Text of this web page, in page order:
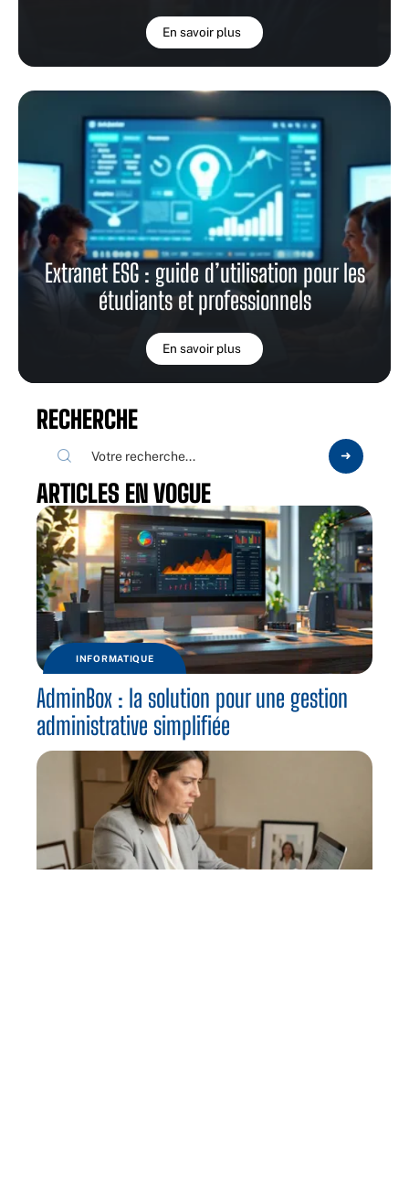
En savoir plus
Extranet ESG : guide d’utilisation pour les
étudiants et professionnels
En savoir plus
RECHERCHE
ARTICLES EN VOGUE
INFORMATIQUE
AdminBox : la solution pour une gestion
administrative simplifiée